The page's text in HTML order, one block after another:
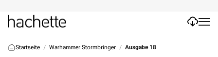
Startseite Warhammer Stormbringer Ausgabe 18